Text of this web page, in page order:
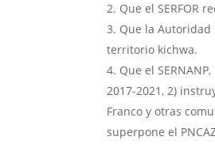
Que el SERFOR
Que la Autoridad
territorio kichwa.
Que el
2017-2021, 2)
Franco y otras
superpone el